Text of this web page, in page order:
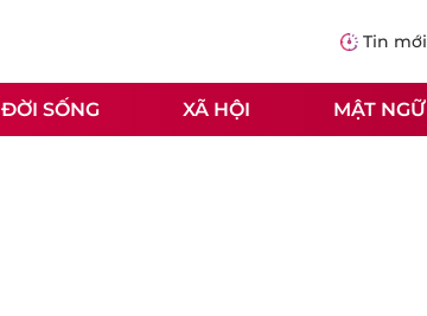
Tin mới
ĐỜI SỐNG XÃ HỘI MẬT NGỮ